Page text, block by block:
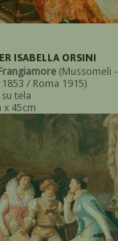
ISABELLA ORSINI
(Mussomeli -
/ Roma 1915)
tela
x 45cm